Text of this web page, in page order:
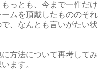
っとも、今まで一件だけ
ムを頂戴したもののそれ
、なんとも言いがたい状
方法について再考してみ
ます。